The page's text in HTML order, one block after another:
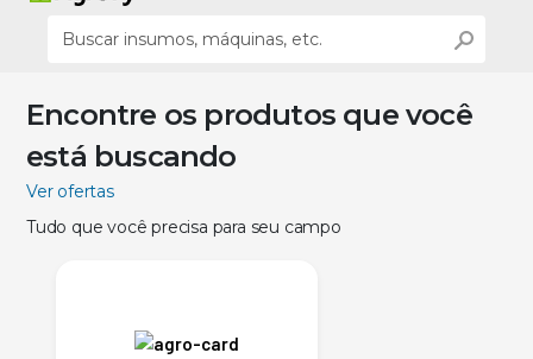
Encontre os produtos que você
está buscando
Ver ofertas
Tudo que você precisa para seu campo